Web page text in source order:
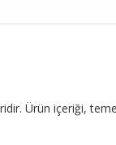
Ürün içeriği,